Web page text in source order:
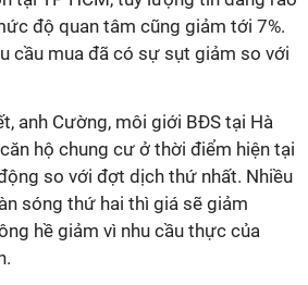
độ quan tâm cũng giảm tới 7%.
cầu mua đã có sự sụt giảm so với
anh Cường, môi giới BĐS tại Hà
hộ chung cư ở thời điểm hiện tại
so với đợt dịch thứ nhất. Nhiều
sóng thứ hai thì giá sẽ giảm
hề giảm vì nhu cầu thực của